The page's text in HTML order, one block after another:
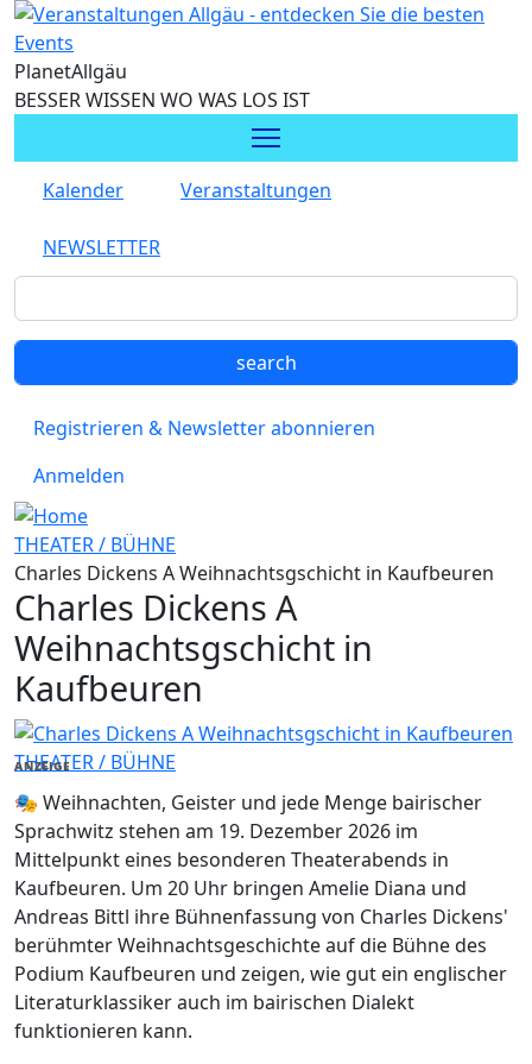
Direkt zum Inhalt
PlanetAllgäu
BESSER WISSEN WO WAS LOS IST
Kalender Veranstaltungen
NEWSLETTER
Registrieren & Newsletter abonnieren
Anmelden
THEATER / BÜHNE
Charles Dickens A Weihnachtsgschicht in Kaufbeuren
Charles Dickens A
Weihnachtsgschicht in
Kaufbeuren
THEATER / BÜHNE
ANZEIGE
🎭 Weihnachten, Geister und jede Menge bairischer
Sprachwitz stehen am 19. Dezember 2026 im
Mittelpunkt eines besonderen Theaterabends in
Kaufbeuren. Um 20 Uhr bringen Amelie Diana und
Andreas Bittl ihre Bühnenfassung von Charles Dickens'
berühmter Weihnachtsgeschichte auf die Bühne des
Podium Kaufbeuren und zeigen, wie gut ein englischer
Literaturklassiker auch im bairischen Dialekt
funktionieren kann.